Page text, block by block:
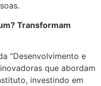
Transformam
“Desenvolvimento e
que abordam
investindo em